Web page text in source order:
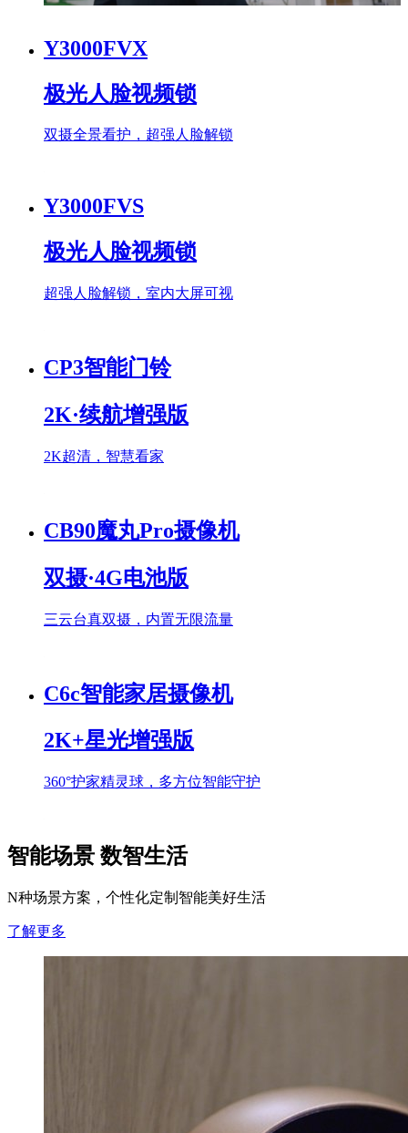
Y3000FVX
极光人脸视频锁
双摄全景看护，超强人脸解锁
Y3000FVS
极光人脸视频锁
超强人脸解锁，室内大屏可视
CP3智能门铃
2K·续航增强版
2K超清，智慧看家
CB90魔丸Pro摄像机
双摄·4G电池版
三云台真双摄，内置无限流量
C6c智能家居摄像机
2K+星光增强版
360°护家精灵球，多方位智能守护
智能场景 数智生活
N种场景方案，个性化定制智能美好生活
了解更多